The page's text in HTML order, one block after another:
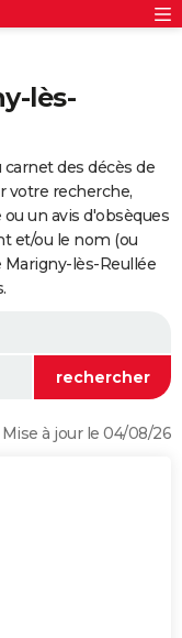
lès-
des décès de
votre recherche,
un avis d'obsèques
et/ou le nom (ou
lès-Reullée
Mise à jour le 04/08/26